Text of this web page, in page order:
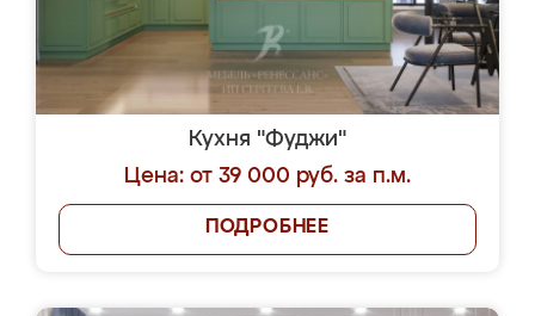
Кухня "Фуджи"
Цена: от 39 000 руб. за п.м.
ПОДРОБНЕЕ